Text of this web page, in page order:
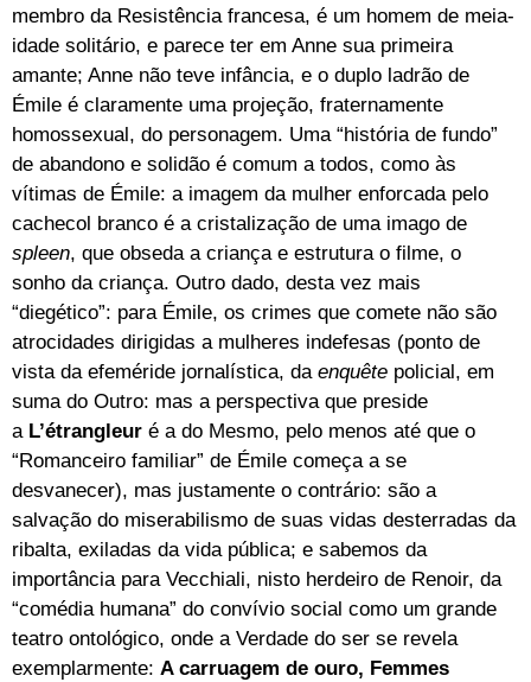
membro da Resistência francesa, é um homem de meia-
idade solitário, e parece ter em Anne sua primeira
amante; Anne não teve infância, e o duplo ladrão de
Émile é claramente uma projeção, fraternamente
homossexual, do personagem. Uma “história de fundo”
de abandono e solidão é comum a todos, como às
vítimas de Émile: a imagem da mulher enforcada pelo
cachecol branco é a cristalização de uma imago de
spleen, que obseda a criança e estrutura o filme, o
sonho da criança. Outro dado, desta vez mais
“diegético”: para Émile, os crimes que comete não são
atrocidades dirigidas a mulheres indefesas (ponto de
vista da efeméride jornalística, da enquête policial, em
suma do Outro: mas a perspectiva que preside
a L’étrangleur é a do Mesmo, pelo menos até que o
“Romanceiro familiar” de Émile começa a se
desvanecer), mas justamente o contrário: são a
salvação do miserabilismo de suas vidas desterradas da
ribalta, exiladas da vida pública; e sabemos da
importância para Vecchiali, nisto herdeiro de Renoir, da
“comédia humana” do convívio social como um grande
teatro ontológico, onde a Verdade do ser se revela
exemplarmente: A carruagem de ouro, Femmes